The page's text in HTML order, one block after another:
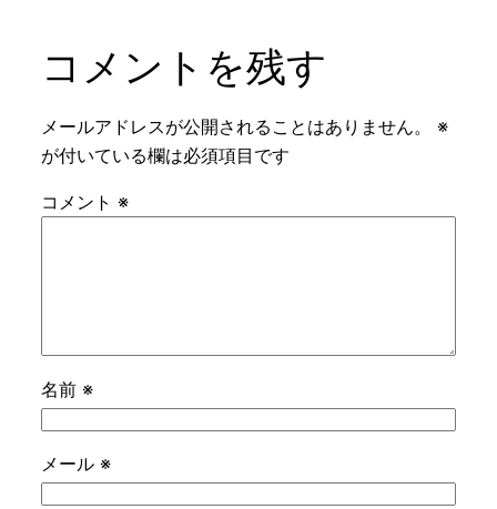
コメントを残す
メールアドレスが公開されることはありません。
※
が付いている欄は必須項目です
コメント ※
名前 ※
メール ※